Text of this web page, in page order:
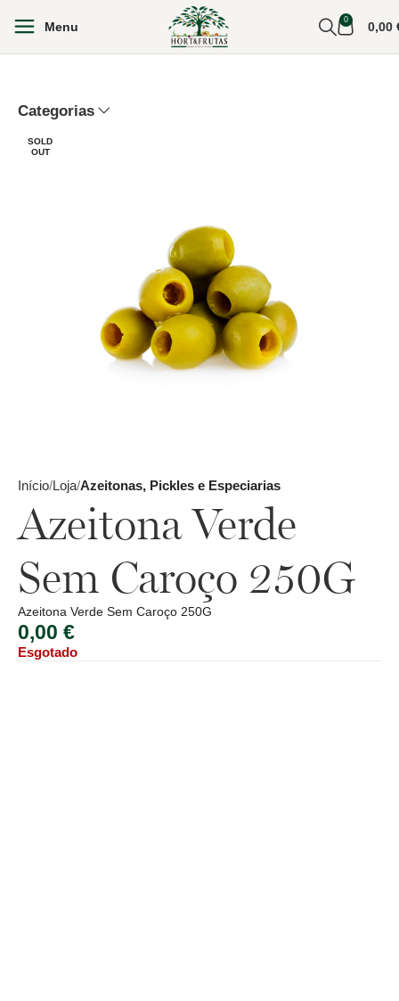
Menu 0 0,00
Categorias
SOLD
OUT
Início Loja Azeitonas, Pickles e Especiarias
Azeitona Verde
Sem Caroço 250G
Azeitona Verde Sem Caroço 250G
0,00 €
Esgotado